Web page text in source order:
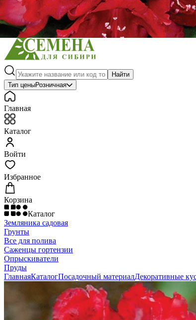
Средства защиты, удобрения, добавки, химия
Обустройство сада, декор
Найти
Тип ценыРозничная
Главная
Каталог
Войти
Избранное
Корзина
Каталог
Земляника садовая
Грунты
Все для полива
Саженцы гортензии
Опрыскиватели
Пруды
ГлавнаяКаталогПосадочный материалДекоративные